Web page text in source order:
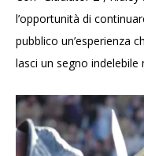
l’opportunità di
pubblico un’esperienza
lasci un segno indelebile